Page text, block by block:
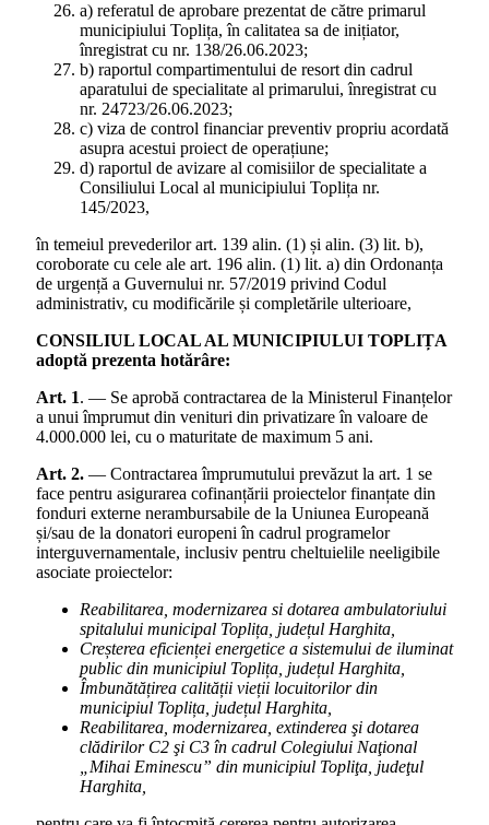
a) referatul de aprobare prezentat de către primarul
municipiului Toplița, în calitatea sa de inițiator,
înregistrat cu nr. 138/26.06.2023;
b) raportul compartimentului de resort din cadrul
aparatului de specialitate al primarului, înregistrat cu
nr. 24723/26.06.2023;
c) viza de control financiar preventiv propriu acordată
asupra acestui proiect de operațiune;
d) raportul de avizare al comisiilor de specialitate a
Consiliului Local al municipiului Toplița nr.
145/2023,
în temeiul prevederilor art. 139 alin. (1) și alin. (3) lit. b),
coroborate cu cele ale art. 196 alin. (1) lit. a) din Ordonanța
de urgență a Guvernului nr. 57/2019 privind Codul
administrativ, cu modificările și completările ulterioare,
CONSILIUL LOCAL AL MUNICIPIULUI TOPLIȚA
adoptă prezenta hotărâre:
Art. 1. — Se aprobă contractarea de la Ministerul Finanțelor
a unui împrumut din venituri din privatizare în valoare de
4.000.000 lei, cu o maturitate de maximum 5 ani.
Art. 2. — Contractarea împrumutului prevăzut la art. 1 se
face pentru asigurarea cofinanțării proiectelor finanțate din
fonduri externe nerambursabile de la Uniunea Europeană
și/sau de la donatori europeni în cadrul programelor
interguvernamentale, inclusiv pentru cheltuielile neeligibile
asociate proiectelor:
Reabilitarea, modernizarea si dotarea ambulatoriului
spitalului municipal Toplița, județul Harghita,
Creșterea eficienței energetice a sistemului de iluminat
public din municipiul Toplița, județul Harghita,
Îmbunătățirea calității vieții locuitorilor din
municipiul Toplița, județul Harghita,
Reabilitarea, modernizarea, extinderea şi dotarea
clădirilor C2 şi C3 în cadrul Colegiului Naţional
„Mihai Eminescu” din municipiul Topliţa, judeţul
Harghita,